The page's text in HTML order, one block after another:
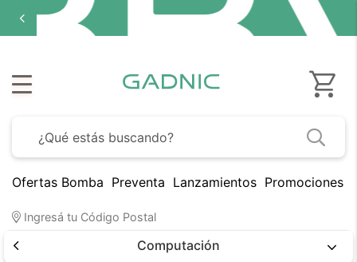
Ofertas Bomba Preventa Lanzamientos Promociones
Ingresá tu Código Postal
Computación